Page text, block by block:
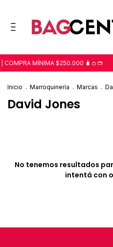
COMPRA MÍNIMA $250.000 🧳👛👝
Inicio . Marroquinería . Marcas .
David Jones
No tenemos resultados
intentá con